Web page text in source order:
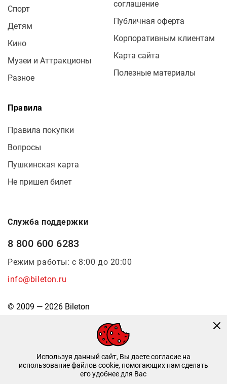
Спорт
Детям
Кино
Музеи и Аттракционы
Разное
соглашение
Публичная оферта
Корпоративным клиентам
Карта сайта
Полезные материалы
Правила
Правила покупки
Вопросы
Пушкинская карта
Не пришел билет
Служба поддержки
8 800 600 6283
Режим работы: с 8:00 до 20:00
info@bileton.ru
© 2009 — 2026 Bileton
Используя данный сайт, Вы даете согласие на
использование файлов cookie, помогающих нам сделать
его удобнее для Вас